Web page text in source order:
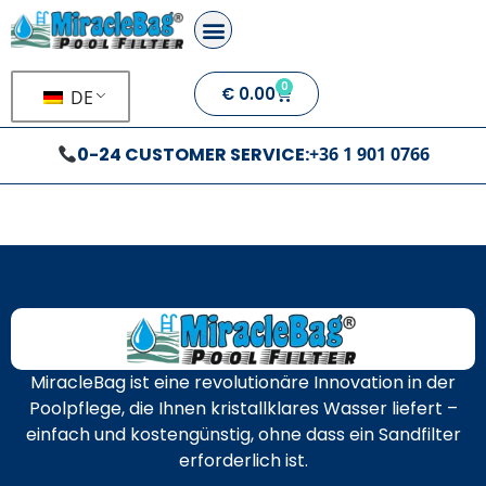
DE € 0.00 0
0-24 CUSTOMER SERVICE:+36 1 901 0766
MiracleBag ist eine revolutionäre Innovation in der
Poolpflege, die Ihnen kristallklares Wasser liefert –
einfach und kostengünstig, ohne dass ein Sandfilter
erforderlich ist.